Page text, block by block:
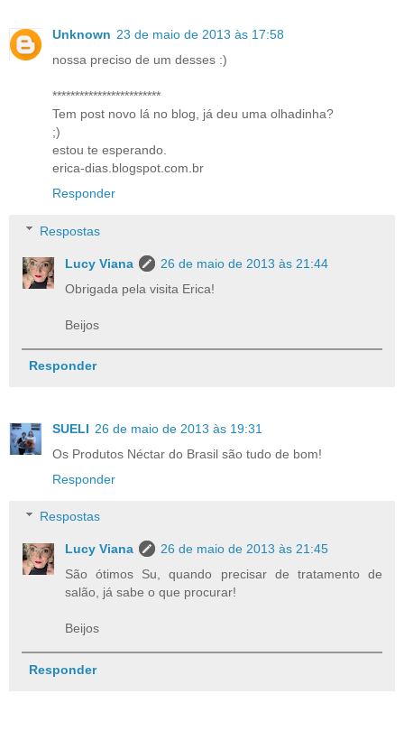
Unknown 23 de maio de 2013 às 17:58
nossa preciso de um desses :)
************************
Tem post novo lá no blog, já deu uma olhadinha?
;)
estou te esperando.
erica-dias.blogspot.com.br
Responder
Respostas
Lucy Viana
26 de maio de 2013 às 21:44
Obrigada pela visita Erica!
Beijos
Responder
SUELI 26 de maio de 2013 às 19:31
Os Produtos Néctar do Brasil são tudo de bom!
Responder
Respostas
Lucy Viana
26 de maio de 2013 às 21:45
São ótimos Su, quando precisar de tratamento de
salão, já sabe o que procurar!
Beijos
Responder